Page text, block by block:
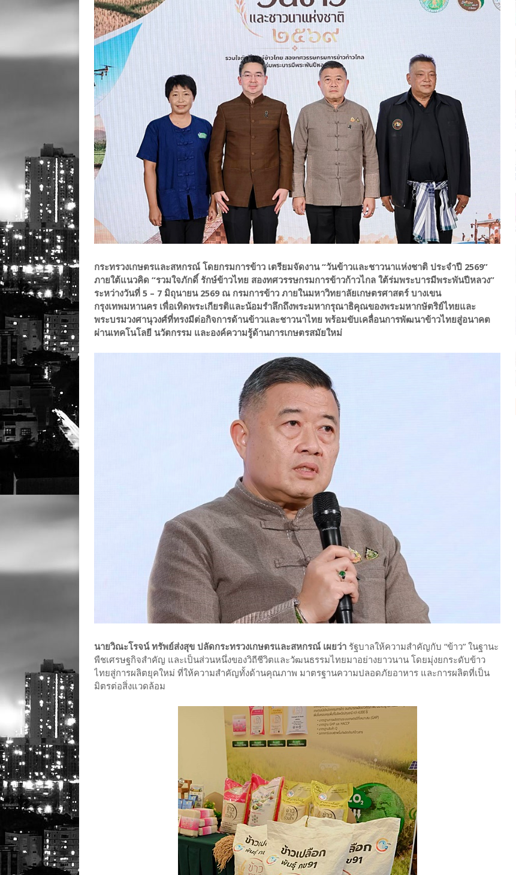
กระทรวงเกษตรและสหกรณ์ โดยกรมการข้าว เตรียมจัดงาน “วันข้าวและชาวนาแห่งชาติ ประจำปี 2569”
ภายใต้แนวคิด “รวมใจภักดิ์ รักษ์ข้าวไทย สองทศวรรษกรมการข้าวก้าวไกล ใต้ร่มพระบารมีพระพันปีหลวง”
ระหว่างวันที่ 5 – 7 มิถุนายน 2569 ณ กรมการข้าว ภายในมหาวิทยาลัยเกษตรศาสตร์ บางเขน
กรุงเทพมหานคร เพื่อเทิดพระเกียรติและน้อมรำลึกถึงพระมหากรุณาธิคุณของพระมหากษัตริย์ไทยและ
พระบรมวงศานุวงศ์ที่ทรงมีต่อกิจการด้านข้าวและชาวนาไทย พร้อมขับเคลื่อนการพัฒนาข้าวไทยสู่อนาคต
ผ่านเทคโนโลยี นวัตกรรม และองค์ความรู้ด้านการเกษตรสมัยใหม่
นายวิณะโรจน์ ทรัพย์ส่งสุข ปลัดกระทรวงเกษตรและสหกรณ์ เผยว่า รัฐบาลให้ความสำคัญกับ “ข้าว” ในฐานะ
พืชเศรษฐกิจสำคัญ และเป็นส่วนหนึ่งของวิถีชีวิตและวัฒนธรรมไทยมาอย่างยาวนาน โดยมุ่งยกระดับข้าว
ไทยสู่การผลิตยุคใหม่ ที่ให้ความสำคัญทั้งด้านคุณภาพ มาตรฐานความปลอดภัยอาหาร และการผลิตที่เป็น
มิตรต่อสิ่งแวดล้อม